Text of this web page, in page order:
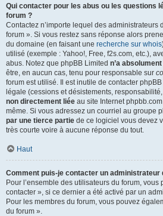
Qui contacter pour les abus ou les questions
forum ?
Contactez n’importe lequel des administrateurs
forum ». Si vous restez sans réponse alors
du domaine (en faisant une recherche sur whois
utilisé (exemple : Yahoo!, Free, f2s.com, etc.),
abus. Notez que phpBB Limited n’a
être, en aucun cas, tenu pour responsable sur
forum est utilisé. Il est inutile de contacter
légale (cessions et désistements,
non directement liée au site Internet
même. Si vous adressez un courriel au groupe
par une tierce partie de ce logiciel vous devez
très courte voire à aucune réponse du tout.
Haut
Comment puis-je contacter un administrateur
Pour l’ensemble des utilisateurs du forum,
contacter », si ce dernier a été activé par un
Pour les membres du forum, vous pouvez
du forum ».